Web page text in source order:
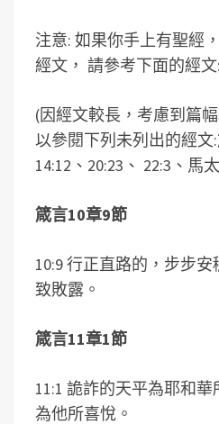
注意: 如果你手上有聖經
經文， 請參考下面的經文:
(因經文較長，考慮到篇
以參閱下列未列出的經文:
14:12、20:23、 22:3、馬
箴言10章9節
10:9 行正直路的，步步
致敗露。
箴言11章1節
11:1 詭詐的天平為耶和
為他所喜悅。